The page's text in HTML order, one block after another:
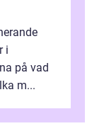
i
på vad
m...